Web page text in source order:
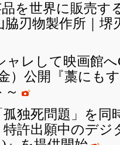
品を世界に販売す
脇刃物製作所｜
ャレして映画館
）公開『藁にも
孤独死問題」を
許出願中のデジ